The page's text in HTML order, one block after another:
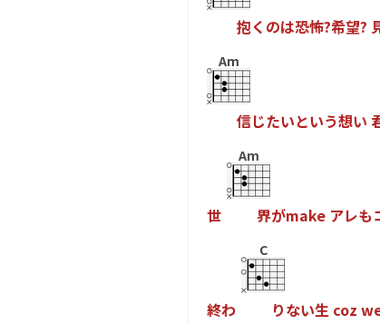
抱く のは恐怖?希望?
Am
信じたいという想い
世
Am
界がmake アレも
終わ
C
りない生 coz w